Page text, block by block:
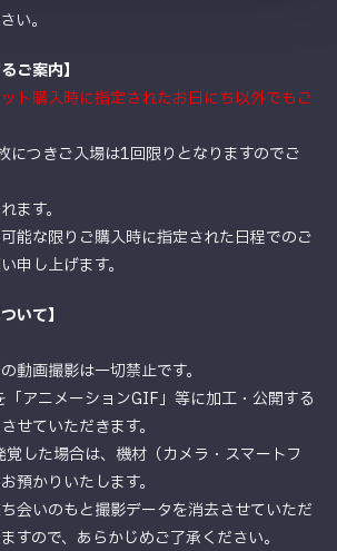
い。
ご案内】
ト購入時に指定されたお日にち以外でもご
につきご入場は1回限りとなりますのでご
ます。
能な限りご購入時に指定された日程でのご
申し上げます。
いて】
動画撮影は一切禁止です。
「アニメーションGIF」等に加工・公開する
せていただきます。
覚した場合は、機材（カメラ・スマートフ
預かりいたします。
会いのもと撮影データを消去させていただ
すので、あらかじめご了承ください。